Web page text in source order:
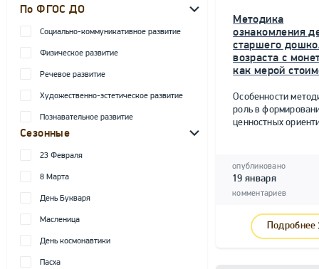
По ФГОС ДО
Социально-коммуникативное развитие
Физическое развитие
Речевое развитие
Художественно-эстетическое развитие
Познавательное развитие
Сезонные
23 Февраля
8 Марта
День Букваря
Масленица
День космонавтики
Пасха
Методика
ознакомления
старшего
возраста с
как мерой
Особенности
роль в
ценностных
опубликовано
19 января
комментариев
Подробнее